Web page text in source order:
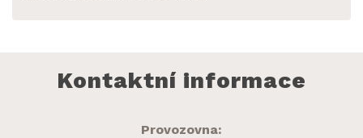
Kontaktní informace
Provozovna: